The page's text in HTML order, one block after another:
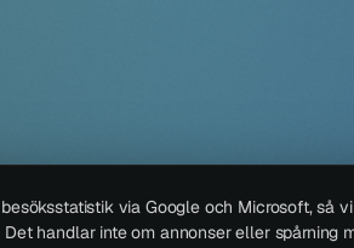
via Google och Microsoft, så
handlar inte om annonser eller spårning